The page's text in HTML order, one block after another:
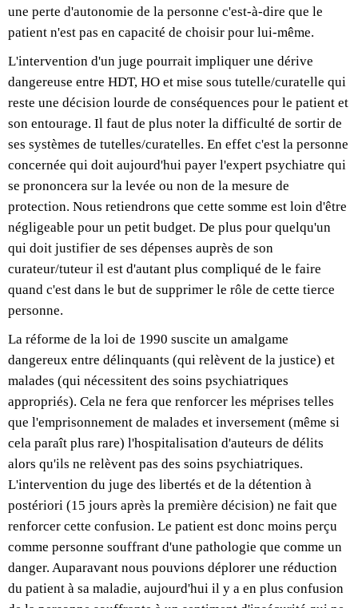
une perte d'autonomie de la personne c'est-à-dire que le
patient n'est pas en capacité de choisir pour lui-même.
L'intervention d'un juge pourrait impliquer une dérive
dangereuse entre HDT, HO et mise sous tutelle/curatelle qui
reste une décision lourde de conséquences pour le patient et
son entourage. Il faut de plus noter la difficulté de sortir de
ses systèmes de tutelles/curatelles. En effet c'est la personne
concernée qui doit aujourd'hui payer l'expert psychiatre qui
se prononcera sur la levée ou non de la mesure de
protection. Nous retiendrons que cette somme est loin d'être
négligeable pour un petit budget. De plus pour quelqu'un
qui doit justifier de ses dépenses auprès de son
curateur/tuteur il est d'autant plus compliqué de le faire
quand c'est dans le but de supprimer le rôle de cette tierce
personne.
La réforme de la loi de 1990 suscite un amalgame
dangereux entre délinquants (qui relèvent de la justice) et
malades (qui nécessitent des soins psychiatriques
appropriés). Cela ne fera que renforcer les méprises telles
que l'emprisonnement de malades et inversement (même si
cela paraît plus rare) l'hospitalisation d'auteurs de délits
alors qu'ils ne relèvent pas des soins psychiatriques.
L'intervention du juge des libertés et de la détention à
postériori (15 jours après la première décision) ne fait que
renforcer cette confusion. Le patient est donc moins perçu
comme personne souffrant d'une pathologie que comme un
danger. Auparavant nous pouvions déplorer une réduction
du patient à sa maladie, aujourd'hui il y a en plus confusion